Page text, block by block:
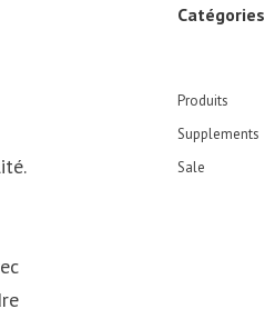
Catégories
Produits
Supplements
Sale